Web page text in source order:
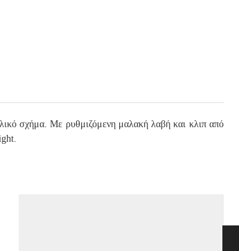
σχήμα. Με ρυθμιζόμενη μαλακή λαβή και κλιπ από